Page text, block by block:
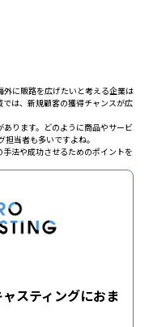
に販路を広げたいと考える企業は
は、新規顧客の獲得チャンスが広
ります。どのように商品やサービ
当者も多いですよね。
法や成功させるためのポイントを
スティングにおま